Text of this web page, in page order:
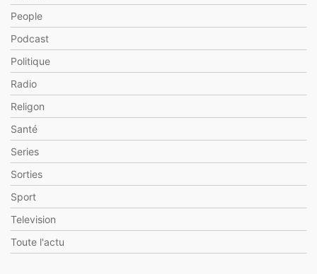
People
Podcast
Politique
Radio
Religon
Santé
Series
Sorties
Sport
Television
Toute l'actu